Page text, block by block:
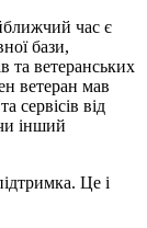
час є
бази,
та ветеранських
ветеран мав
сервісів від
інший
Це і